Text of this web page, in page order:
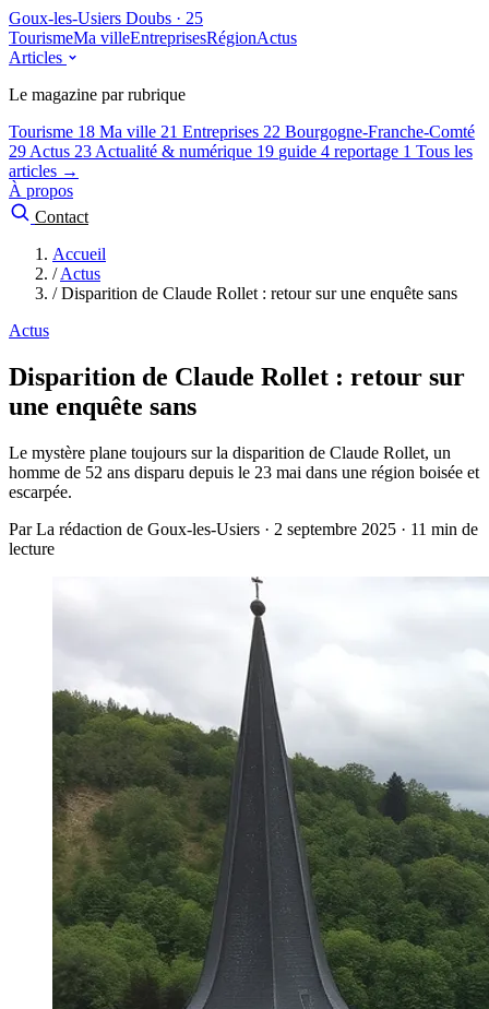
Goux-les-Usiers Doubs · 25
TourismeMa villeEntreprisesRégionActus
Articles
Le magazine par rubrique
Tourisme 18 Ma ville 21 Entreprises 22 Bourgogne-Franche-Comté
29 Actus 23 Actualité & numérique 19 guide 4 reportage 1 Tous les
articles →
À propos
Contact
Accueil
/ Actus
/ Disparition de Claude Rollet : retour sur une enquête sans
Actus
Disparition de Claude Rollet : retour sur
une enquête sans
Le mystère plane toujours sur la disparition de Claude Rollet, un
homme de 52 ans disparu depuis le 23 mai dans une région boisée et
escarpée.
Par La rédaction de Goux-les-Usiers · 2 septembre 2025 · 11 min de
lecture